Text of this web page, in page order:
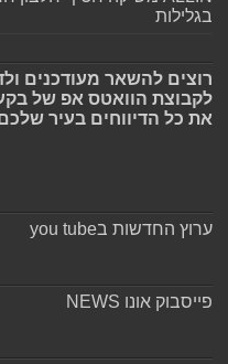
בגלילות
רוצים להשאר מעודכנים
לקבוצת הוואטס אפ של
את כל הדיווחים בעיר
ערוץ החדשות בyou tube
פייסבוק אונו NEWS